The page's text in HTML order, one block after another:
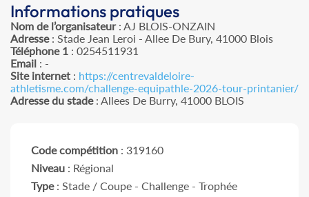
Informations pratiques
Nom de l’organisateur: AJ BLOIS-ONZAIN
Adresse: Stade Jean Leroi - Allee De Bury, 41000 Blois
Téléphone 1 : 0254511931
Email : -
Site internet : https://centrevaldeloire-
athletisme.com/challenge-equipathle-2026-tour-printanier/
Adresse du stade: Allees De Burry, 41000 BLOIS
Code compétition : 319160
Niveau : Régional
Type: Stade / Coupe - Challenge - Trophée